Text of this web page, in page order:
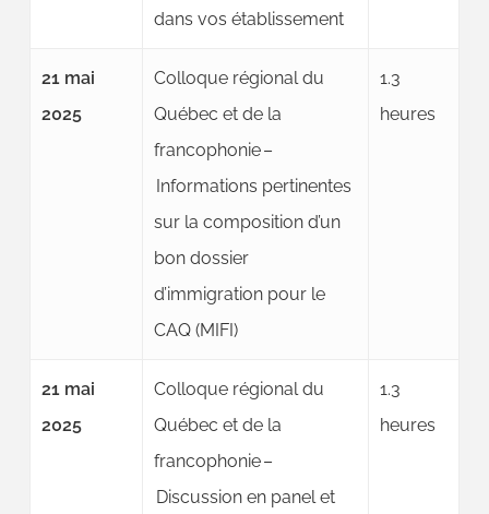
dans vos établissement
21 mai
2025
Colloque régional du
Québec et de la
francophonie –
Informations pertinentes
sur la composition d’un
bon dossier
d’immigration pour le
CAQ (MIFI)
1.3
heures
21 mai
2025
Colloque régional du
Québec et de la
francophonie –
Discussion en panel et
1.3
heures